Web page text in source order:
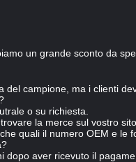
un grande sconto da
del campione, ma i clienti
o su richiesta.
la merce sul vostro
quali il numero OEM e le
dopo aver ricevuto il